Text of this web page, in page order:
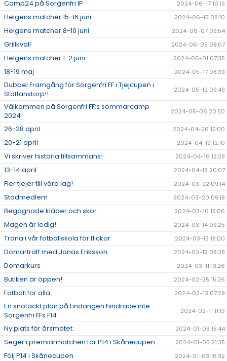
Camp24 på Sorgenfri IP 2024-06-17 10:13
Helgens matcher 15-16 juni 2024-06-15 08:10
Helgens matcher 8-10 juni 2024-06-07 09:54
Grillkväll 2024-06-05 08:07
Helgens matcher 1-2 juni 2024-06-01 07:35
18-19 maj 2024-05-17 08:39
Dubbel Framgång för Sorgenfri FF i Tjejcupen i
Staffanstorp!!
2024-05-12 09:49
Välkommen på Sorgenfri FF:s sommarcamp
2024!
2024-05-06 20:50
26-28 april 2024-04-26 12:00
20-21 april 2024-04-19 12:10
Vi skriver historia tillsammans! 2024-04-16 12:39
13-14 april 2024-04-13 20:07
Fler tjejer till våra lag! 2024-03-22 09:14
Stödmedlem 2024-03-20 09:18
Begagnade kläder och skor 2024-03-16 15:06
Magen är ledig! 2024-03-14 09:25
Träna i vår fotbollskola för flickor 2024-03-13 18:00
Domarträff med Jonas Eriksson 2024-03-12 08:38
Domarkurs 2024-03-11 13:26
Butiken är öppen! 2024-02-25 15:26
Fotboll för alla 2024-02-13 07:29
En snötäckt plan på Lindängen hindrade inte
Sorgenfri FFs F14
2024-02-11 11:13
Ny plats för årsmötet. 2024-01-09 15:44
Seger i premiärmatchen för P14 i Skånecupen 2024-01-05 21:35
Följ P14 i Skånecupen 2024-01-03 16:32